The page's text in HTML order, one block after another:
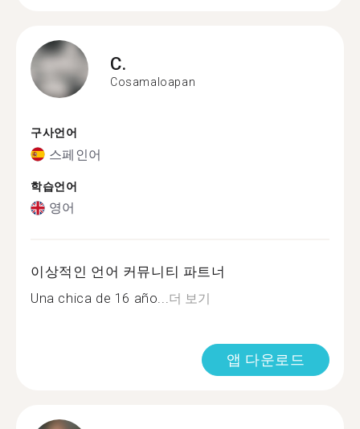
C.
Cosamaloapan
구사언어
스페인어
학습언어
영어
이상적인 언어 커뮤니티 파트너
Una chica de 16 año...더 보기
앱 다운로드